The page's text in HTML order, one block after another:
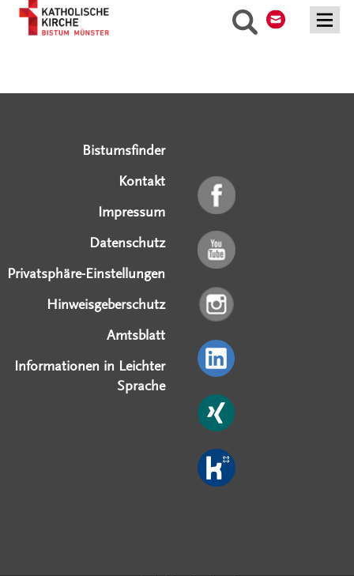
Suche
Bistumsfinder
Kontakt
Impressum
Datenschutz
Privatsphäre-Einstellungen
Hinweisgeberschutz
Amtsblatt
Informationen in Leichter
Sprache